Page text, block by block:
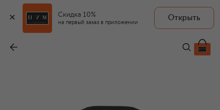
Скидка 10%
на первый заказ в приложении
Открыть
130 000 ₽